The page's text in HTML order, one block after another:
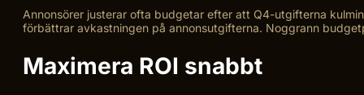
Annonsörer justerar ofta budgetar efter att Q4-utgifterna
förbättrar avkastningen på annonsutgifterna. Noggrann
Maximera ROI snabbt